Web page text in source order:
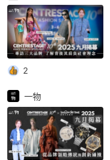
2
一物